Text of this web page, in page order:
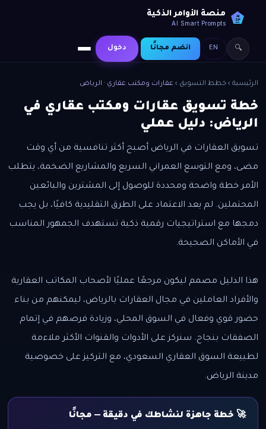
AI
SP
منصة الأوامر الذكية
AI Smart Prompts
🔍
EN انضم مجانًا دخول
الرئيسية › خطط التسويق › عقارات ومكتب عقاري · الرياض
خطة تسويق عقارات ومكتب عقاري في
الرياض: دليل عملي
تسويق العقارات في الرياض أصبح أكثر تنافسية من أي وقت
مضى، ومع التوسع العمراني السريع والمشاريع الضخمة، يتطلب
الأمر خطة واضحة ومحددة للوصول إلى المشترين والبائعين
المحتملين. لم يعد الاعتماد على الطرق التقليدية كافيًا، بل يجب
دمجها مع استراتيجيات رقمية ذكية تستهدف الجمهور المناسب
في الأماكن الصحيحة.
هذا الدليل مصمم ليكون مرجعًا عمليًا لأصحاب المكاتب العقارية
والأفراد العاملين في مجال العقارات بالرياض، ليمكنهم من بناء
حضور قوي وفعال في السوق المحلي، وزيادة فرصهم في إتمام
الصفقات بنجاح. سنركز على الأدوات والقنوات الأكثر ملاءمة
لطبيعة السوق العقاري السعودي، مع التركيز على خصوصية
مدينة الرياض.
🚀 خطة جاهزة لنشاطك في دقيقة — مجانًا